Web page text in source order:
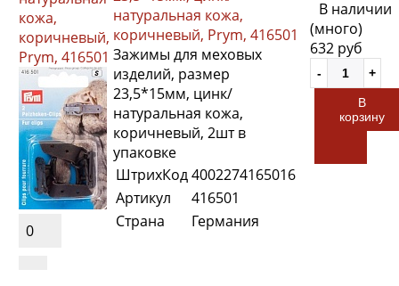
кожа,
коричневый,
Prym, 416501
0
натуральная кожа,
коричневый, Prym, 416501
Зажимы для меховых
изделий, размер
23,5*15мм, цинк/
натуральная кожа,
коричневый, 2шт в
упаковке
ШтрихКод4002274165016
Артикул
416501
Страна
Германия
В наличии
(много)
632 руб
В
корзину